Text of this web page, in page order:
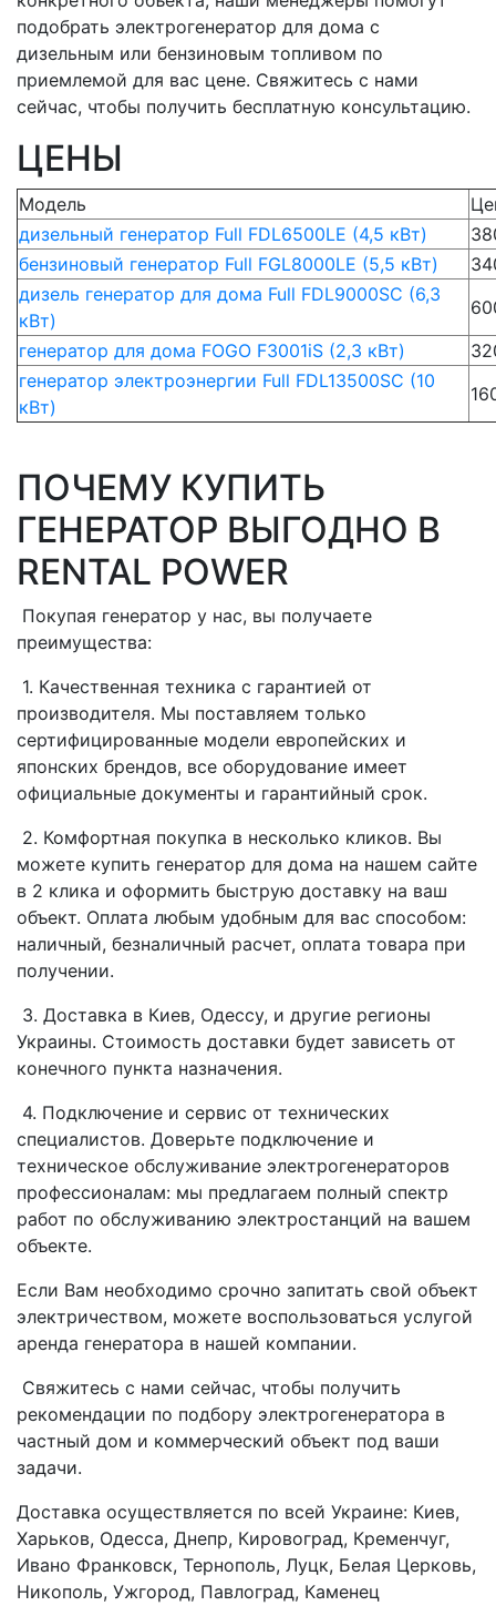
подобрать электрогенератор для дома с
дизельным или бензиновым топливом по
приемлемой для вас цене. Свяжитесь с нами
сейчас, чтобы получить бесплатную консультацию.
ЦЕНЫ
Модель
дизельный генератор Full FDL6500LE (4,5 кВт)
бензиновый генератор Full FGL8000LE (5,5 кВт)
дизель генератор для дома Full FDL9000SC (6,3
кВт)
генератор для дома FOGO F3001iS (2,3 кВт)
генератор электроэнергии Full FDL13500SC (10
кВт)
ПОЧЕМУ КУПИТЬ
ГЕНЕРАТОР ВЫГОДНО В
RENTAL POWER
Покупая генератор у нас, вы получаете
преимущества:
1. Качественная техника с гарантией от
производителя. Мы поставляем только
сертифицированные модели европейских и
японских брендов, все оборудование имеет
официальные документы и гарантийный срок.
2. Комфортная покупка в несколько кликов. Вы
можете купить генератор для дома на нашем сайте
в 2 клика и оформить быструю доставку на ваш
объект. Оплата любым удобным для вас способом:
наличный, безналичный расчет, оплата товара при
получении.
3. Доставка в Киев, Одессу, и другие регионы
Украины. Стоимость доставки будет зависеть от
конечного пункта назначения.
4. Подключение и сервис от технических
специалистов. Доверьте подключение и
техническое обслуживание электрогенераторов
профессионалам: мы предлагаем полный спектр
работ по обслуживанию электростанций на вашем
объекте.
Если Вам необходимо срочно запитать свой объект
электричеством, можете воспользоваться услугой
аренда генератора в нашей компании.
Свяжитесь с нами сейчас, чтобы получить
рекомендации по подбору электрогенератора в
частный дом и коммерческий объект под ваши
задачи.
Доставка осуществляется по всей Украине: Киев,
Харьков, Одесса, Днепр, Кировоград, Кременчуг,
Ивано Франковск, Тернополь, Луцк, Белая Церковь,
Никополь, Ужгород, Павлоград, Каменец